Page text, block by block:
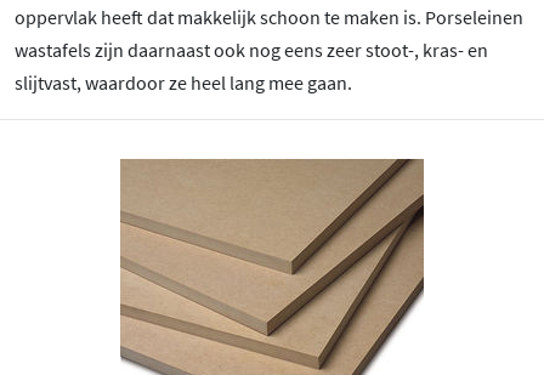
oppervlak heeft dat makkelijk schoon te maken is. Porseleinen
wastafels zijn daarnaast ook nog eens zeer stoot-, kras- en
slijtvast, waardoor ze heel lang mee gaan.